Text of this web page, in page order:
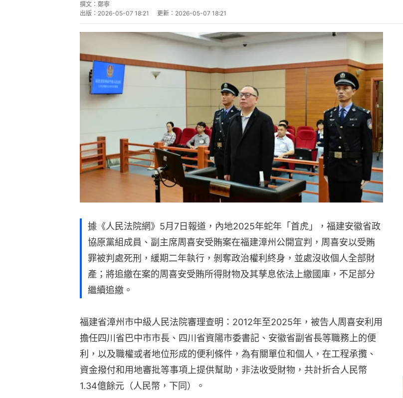
撰文： 鄭寧
出版： 2026-05-07 18:21 更新： 2026-05-07 18:21
據《人民法院網》5月7日報道，內地2025年蛇年「首虎」，福建安徽省政
協原黨組成員、副主席周喜安受賄案在福建漳州公開宣判，周喜安以受賄
罪被判處死刑，緩期二年執行，剝奪政治權利終身，並處沒收個人全部財
產；將追繳在案的周喜安受賄所得財物及其孳息依法上繳國庫，不足部分
繼續追繳。
福建省漳州市中級人民法院審理查明：2012年至2025年，被告人周喜安利用
擔任四川省巴中市市長、四川省資陽市委書記、安徽省副省長等職務上的便
利，以及職權或者地位形成的便利條件，為有關單位和個人，在工程承攬、
資金撥付和用地審批等事項上提供幫助，非法收受財物，共計折合人民幣
1.34億餘元（人民幣，下同）。